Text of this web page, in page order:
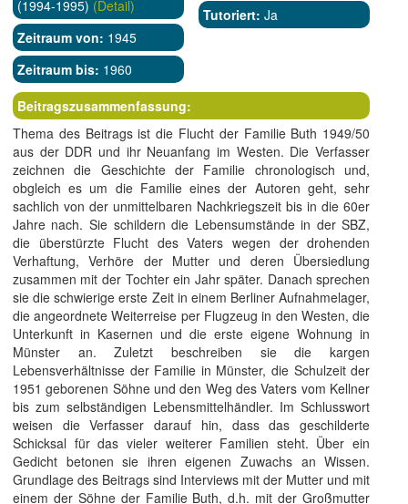
(1994-1995) (Detail)
Zeitraum von: 1945
Zeitraum bis: 1960
Tutoriert: Ja
Beitragszusammenfassung:
Thema des Beitrags ist die Flucht der Familie Buth 1949/50
aus der DDR und ihr Neuanfang im Westen. Die Verfasser
zeichnen die Geschichte der Familie chronologisch und,
obgleich es um die Familie eines der Autoren geht, sehr
sachlich von der unmittelbaren Nachkriegszeit bis in die 60er
Jahre nach. Sie schildern die Lebensumstände in der SBZ,
die überstürzte Flucht des Vaters wegen der drohenden
Verhaftung, Verhöre der Mutter und deren Übersiedlung
zusammen mit der Tochter ein Jahr später. Danach sprechen
sie die schwierige erste Zeit in einem Berliner Aufnahmelager,
die angeordnete Weiterreise per Flugzeug in den Westen, die
Unterkunft in Kasernen und die erste eigene Wohnung in
Münster an. Zuletzt beschreiben sie die kargen
Lebensverhältnisse der Familie in Münster, die Schulzeit der
1951 geborenen Söhne und den Weg des Vaters vom Kellner
bis zum selbständigen Lebensmittelhändler. Im Schlusswort
weisen die Verfasser darauf hin, dass das geschilderte
Schicksal für das vieler weiterer Familien steht. Über ein
Gedicht betonen sie ihren eigenen Zuwachs an Wissen.
Grundlage des Beitrags sind Interviews mit der Mutter und mit
einem der Söhne der Familie Buth, d.h. mit der Großmutter